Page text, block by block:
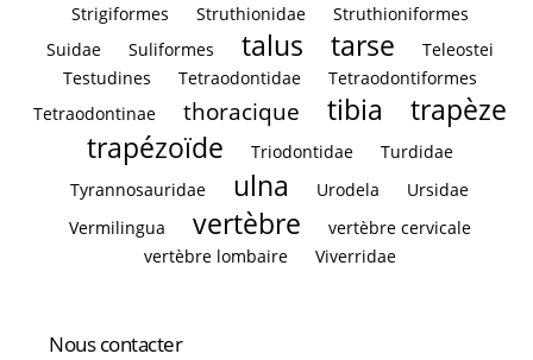
Strigiformes
Struthionidae
Struthioniformes
Suidae
Suliformes talus tarse
Teleostei
Testudines
Tetraodontidae
Tetraodontiformes
Tetraodontinae
thoracique tibia
trapèze
trapézoïde
Triodontidae
Turdidae
Tyrannosauridae
ulna Urodela
Ursidae
Vermilingua
vertèbre
vertèbre cervicale
vertèbre lombaire
Viverridae
Nous contacter